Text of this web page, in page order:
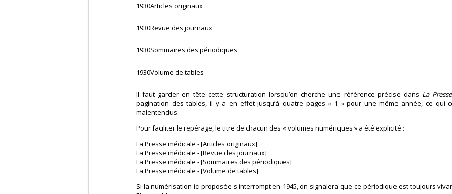
1930Articles originaux
1930Revue des journaux
1930Sommaires des périodiques
1930Volume de tables
Il faut garder en tête cette structuration lorsqu’on cherche une référence précise dans La
pagination des tables, il y a en effet jusqu’à quatre pages « 1 » pour une même année, ce qui
malentendus.
Pour faciliter le repérage, le titre de chacun des « volumes numériques » a été explicité :
La Presse médicale - [Articles originaux]
La Presse médicale - [Revue des journaux]
La Presse médicale - [Sommaires des périodiques]
La Presse médicale - [Volume de tables]
Si la numérisation ici proposée s'interrompt en 1945, on signalera que ce périodique est toujours